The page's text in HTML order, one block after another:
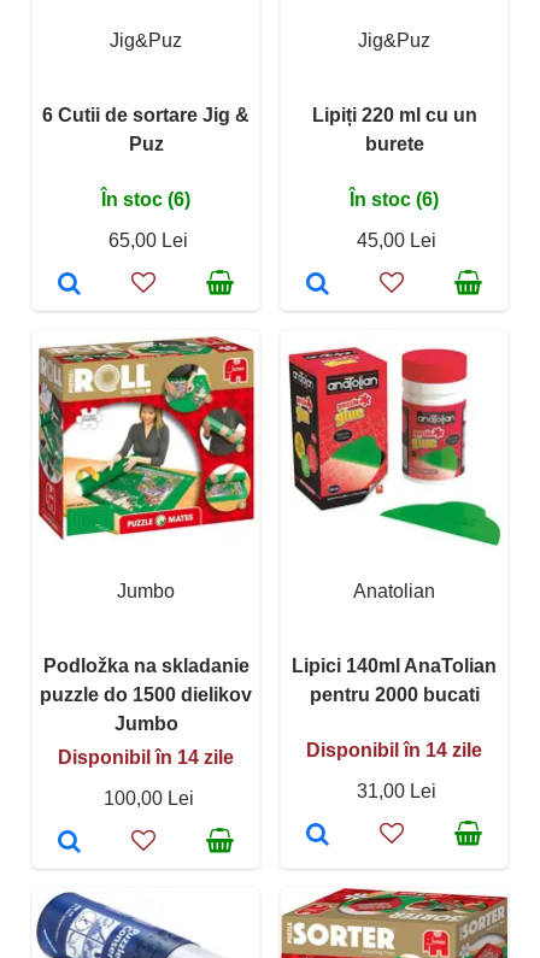
Jig&Puz
6 Cutii de sortare Jig &
Puz
În stoc (6)
65,00 Lei
Jig&Puz
Lipiți 220 ml cu un
burete
În stoc (6)
45,00 Lei
Jumbo
Podložka na skladanie
puzzle do 1500 dielikov
Jumbo
Disponibil în 14 zile
100,00 Lei
Anatolian
Lipici 140ml AnaTolian
pentru 2000 bucati
Disponibil în 14 zile
31,00 Lei